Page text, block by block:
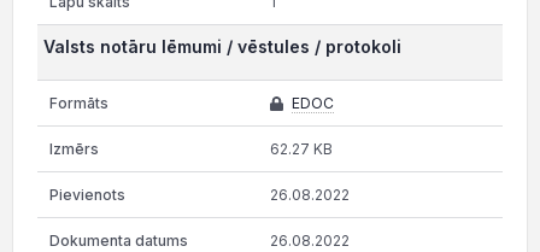
Valsts notāru lēmumi / vēstules / protokoli
EDOC
62.27 KB
26.08.2022
26.08.2022